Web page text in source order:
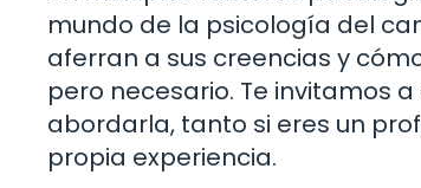
mundo de la psicología del
aferran a sus creencias y
pero necesario. Te invitamos
abordarla, tanto si eres un
propia experiencia.